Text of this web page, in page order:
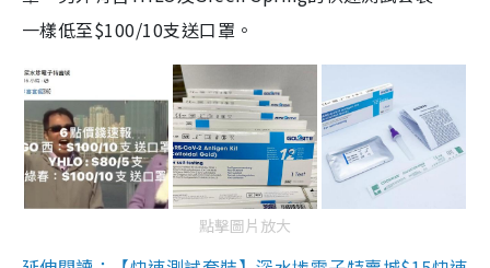
一樣低至$100/10支送口罩。
點擊圖片放大